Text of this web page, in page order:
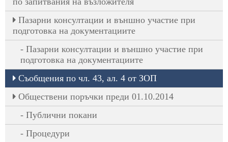
Пазарни консултации и външно участие при
подготовка на документациите
Пазарни консултации и външно участие при
подготовка на документациите
Съобщения по чл. 43, ал. 4 от ЗОП
Обществени поръчки преди 01.10.2014
Публични покани
Процедури